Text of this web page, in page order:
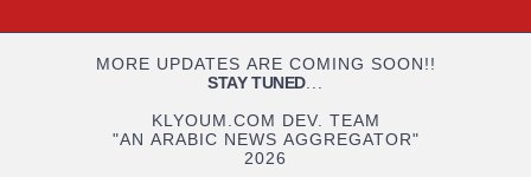
MORE UPDATES ARE COMING SOON!!
STAY TUNED...
KLYOUM.COM DEV. TEAM
"AN ARABIC NEWS AGGREGATOR"
2026